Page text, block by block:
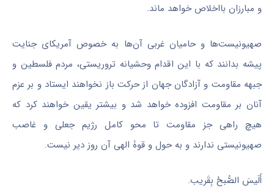
و مبارزان بااخلاص خواهد ماند.
صهیونیست‌ها و حامیان غربی آن‌ها به خصوص آمریکای جنایت
پیشه بدانند که با این اقدام وحشیانه تروریستی، مردم فلسطین و
جبهه مقاومت و آزادگان جهان از حرکت باز نخواهند ایستاد و بر عزم
آنان بر مقاومت افزوده خواهد شد و بیشتر یقین خواهند کرد که
هیچ راهی جز مقاومت تا محو کامل رژیم جعلی و غاصب
صهیونیستی ندارند و به حول و قوۀ الهی آن روز دیر نیست.
أَلَیسَ الصُّبحُ بِقَریب.